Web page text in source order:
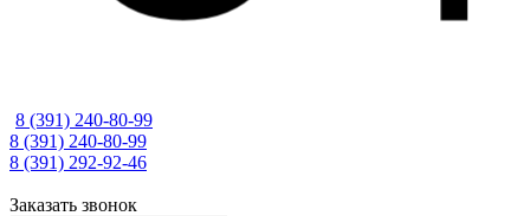
8 (391) 240-80-99
8 (391) 240-80-99
8 (391) 292-92-46
Заказать звонок